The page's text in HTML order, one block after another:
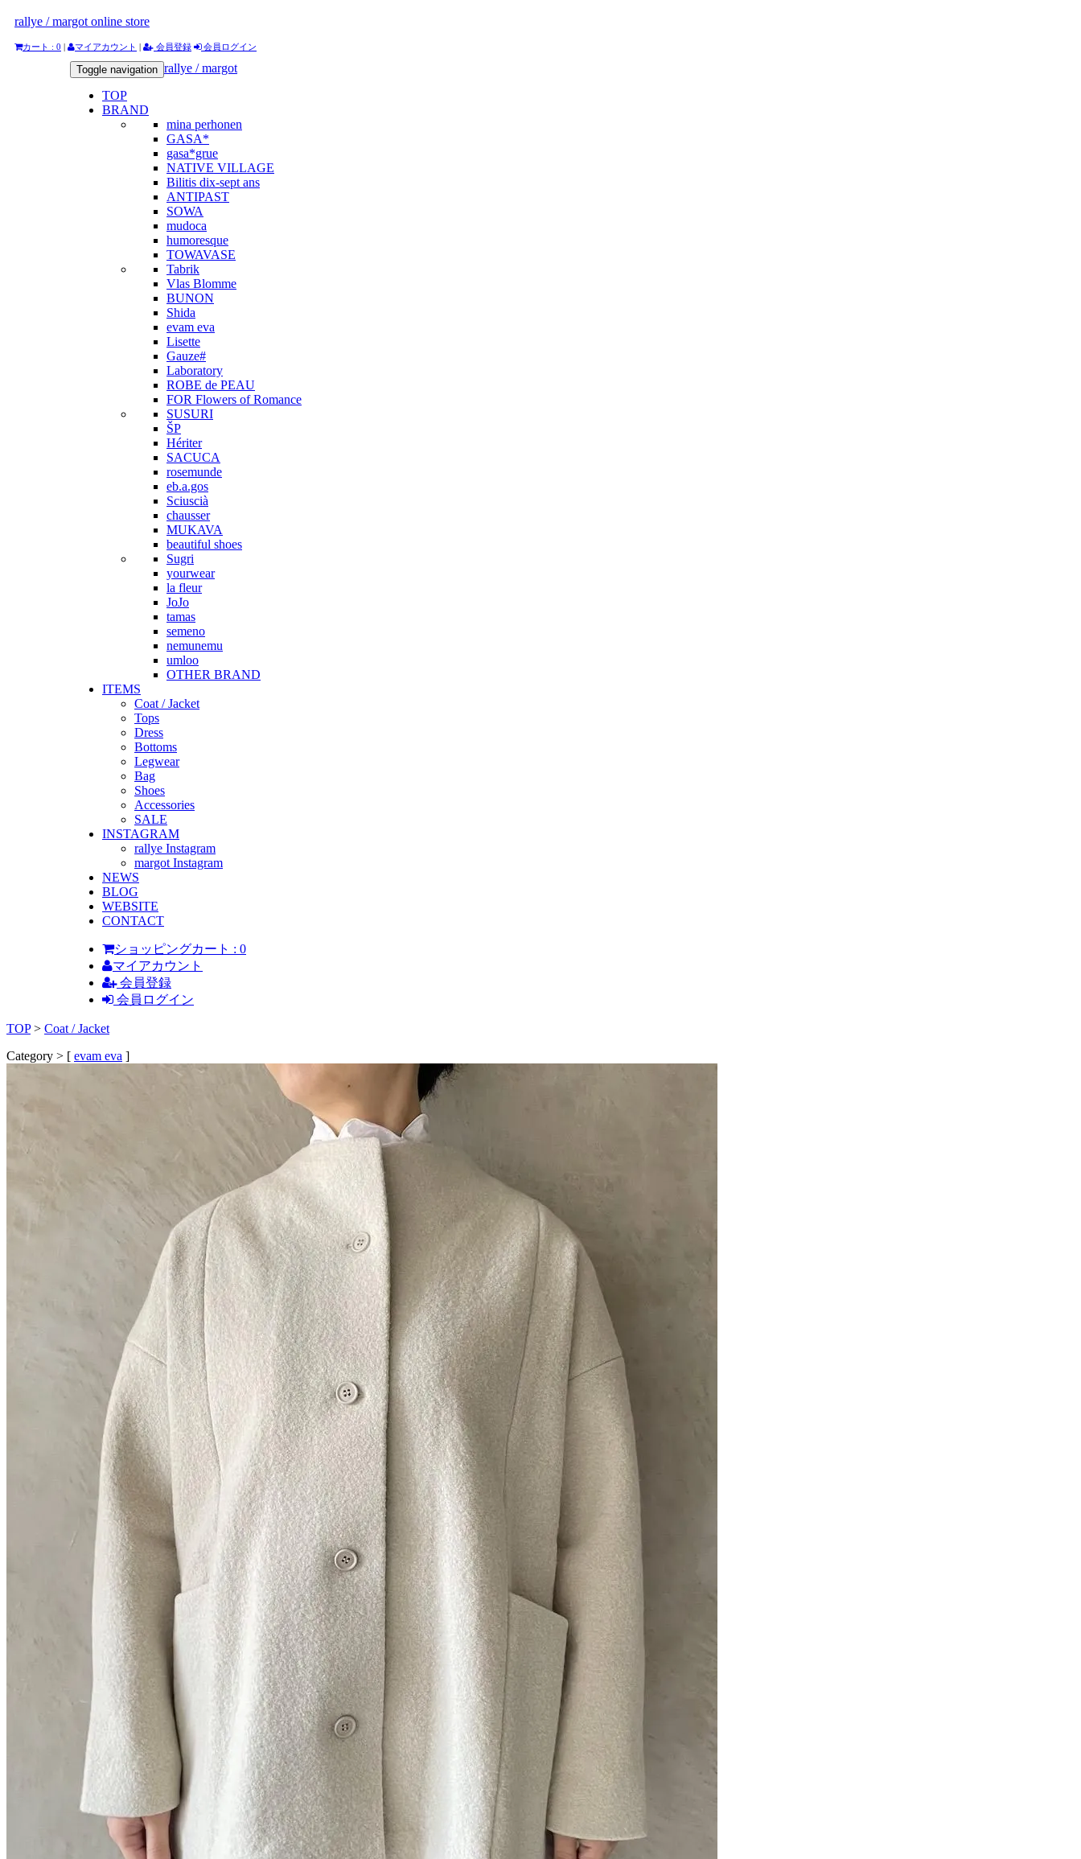
rallye / margot online store
カート : 0 | マイアカウント | 会員登録 会員ログイン
rallye / margot
Toggle navigation
TOP
BRAND
mina perhonen
GASA*
gasa*grue
NATIVE VILLAGE
Bilitis dix-sept ans
ANTIPAST
SOWA
mudoca
humoresque
TOWAVASE
Tabrik
Vlas Blomme
BUNON
Shida
evam eva
Lisette
Gauze#
Laboratory
ROBE de PEAU
FOR Flowers of Romance
SUSURI
ŠP
Hériter
SACUCA
rosemunde
eb.a.gos
Sciuscià
chausser
MUKAVA
beautiful shoes
Sugri
yourwear
la fleur
JoJo
tamas
semeno
nemunemu
umloo
OTHER BRAND
ITEMS
Coat / Jacket
Tops
Dress
Bottoms
Legwear
Bag
Shoes
Accessories
SALE
INSTAGRAM
rallye Instagram
margot Instagram
NEWS
BLOG
WEBSITE
CONTACT
ショッピングカート : 0
マイアカウント
会員登録
会員ログイン
TOP > Coat / Jacket
Category > [ evam eva ]